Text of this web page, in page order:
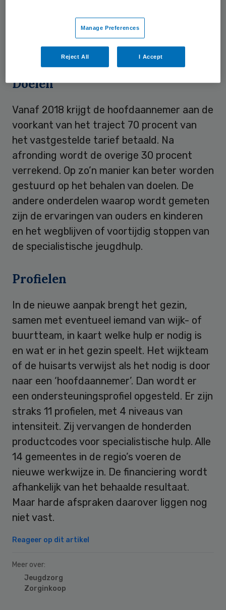
ondersteuning inkopen bij ‘onderaannemers’.
Dit meldt vakbladBinnenlands Bestuur
27 maart.
Doelen
Vanaf 2018 krijgt de hoofdaannemer aan de
voorkant van het traject 70 procent van
het vastgestelde tarief betaald. Na
afronding wordt de overige 30 procent
verrekend. Op zo’n manier kan beter worden
gestuurd op het behalen van doelen. De
andere onderdelen waarop wordt gemeten
zijn de ervaringen van ouders en kinderen
en het wegblijven of voortijdig stoppen van
de specialistische jeugdhulp.
Profielen
In de nieuwe aanpak brengt het gezin,
samen met eventueel iemand van wijk- of
buurtteam, in kaart welke hulp er nodig is
en wat er in het gezin speelt. Het wijkteam
of de huisarts verwijst als het nodig is door
naar een ‘hoofdaannemer’. Dan wordt er
een ondersteuningsprofiel opgesteld. Er zijn
straks 11 profielen, met 4 niveaus van
intensiteit. Zij vervangen de honderden
productcodes voor specialistische hulp. Alle
14 gemeentes in de regio’s voeren de
nieuwe werkwijze in. De financiering wordt
afhankelijk van het behaalde resultaat.
Maar harde afspraken daarover liggen nog
niet vast.
Reageer op dit artikel
Meer over:
Jeugdzorg
Zorginkoop
Manage Preferences
Reject All I Accept